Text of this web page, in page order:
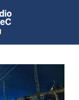
en vivo